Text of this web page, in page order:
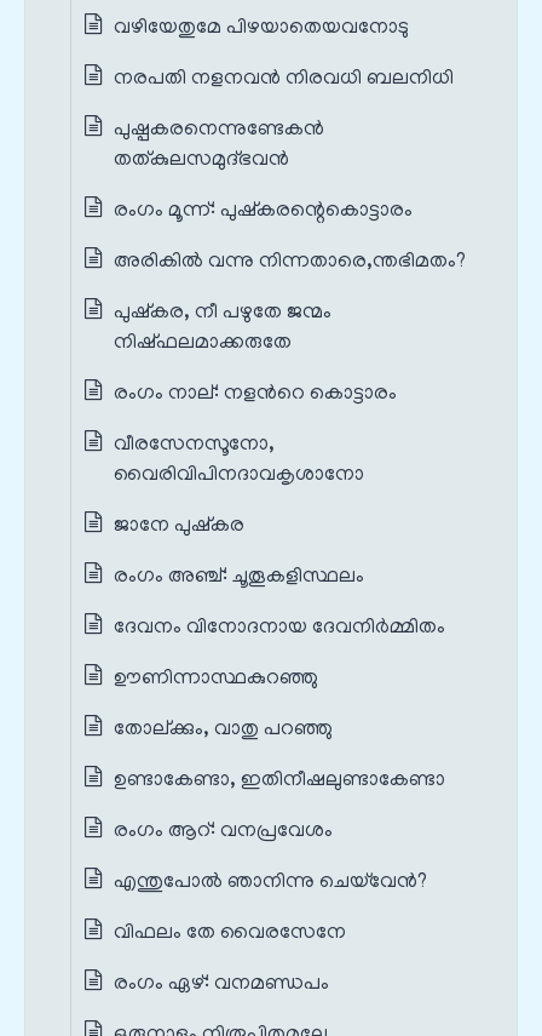
വഴിയേതുമേ പിഴയാതെയവനോടു
നരപതി നളനവൻ നിരവധി ബലനിധി
പുഷ്പകരനെന്നുണ്ടേകൻ
തത്കുലസമുദ്ഭവൻ
രംഗം മൂന്ന്‌: പുഷ്കരന്റെകൊട്ടാരം
അരികിൽ വന്നു നിന്നതാരെ,ന്തഭിമതം?
പുഷ്കര, നീ പഴുതേ ജന്മം
നിഷ്ഫലമാക്കരുതേ
രംഗം നാല്‌: നളന്‍റെ കൊട്ടാരം
വീരസേനസൂനോ,
വൈരിവിപിനദാവകൃശാനോ
ജാനേ പുഷ്കര
രംഗം അഞ്ച്‌: ചൂതൂകളിസ്ഥലം
ദേവനം വിനോദനായ ദേവനിർമ്മിതം
ഊണിന്നാസ്ഥകുറഞ്ഞു
തോല്ക്കും, വാതു പറഞ്ഞു
ഉണ്ടാകേണ്ടാ, ഇതിനീഷലുണ്ടാകേണ്ടാ
രംഗം ആറ്‌: വനപ്രവേശം
എന്തുപോൽ ഞാനിന്നു ചെയ്‌വേൻ?
വിഫലം തേ വൈരസേനേ
രംഗം ഏഴ്‌: വനമണ്ഡപം